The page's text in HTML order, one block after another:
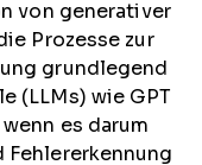
von generativer
Prozesse zur
grundlegend
(LLMs) wie GPT
es darum